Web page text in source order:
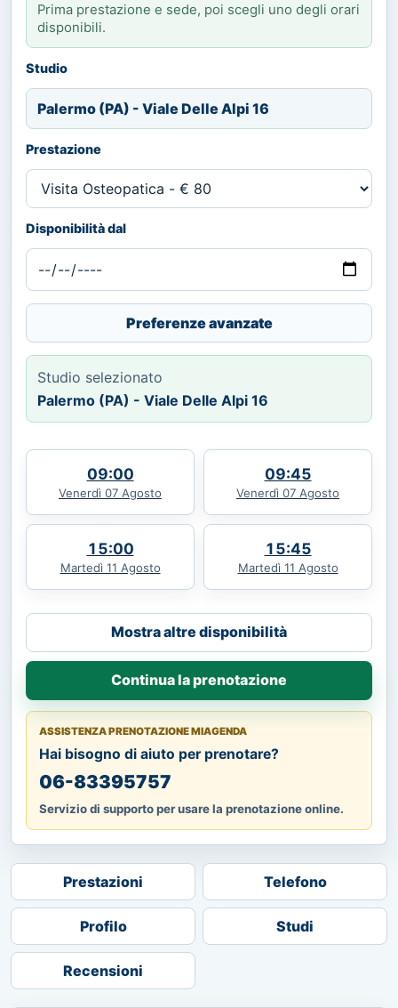
Prima prestazione e sede, poi scegli uno degli orari
disponibili.
Studio
Palermo (PA) - Viale Delle Alpi 16
Prestazione
Disponibilità dal
Preferenze avanzate
Studio selezionato
Palermo (PA) - Viale Delle Alpi 16
09:00
Venerdì 07 Agosto
09:45
Venerdì 07 Agosto
15:00
Martedì 11 Agosto
15:45
Martedì 11 Agosto
Mostra altre disponibilità
Continua la prenotazione
ASSISTENZA PRENOTAZIONE MIAGENDA
Hai bisogno di aiuto per prenotare?
06-83395757
Servizio di supporto per usare la prenotazione online.
Prestazioni Telefono
Profilo Studi
Recensioni